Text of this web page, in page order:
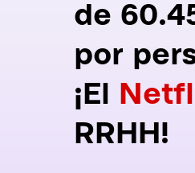
de
por
¡El
RRHH!